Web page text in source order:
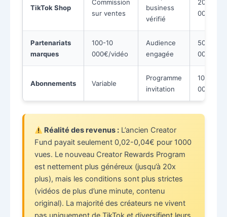
TikTok Shop
Commission
sur ventes
business
vérifié
200-50
000€
Partenariats
marques
100-10
000€/vidéo
Audience
engagée
500-50
000€+
Abonnements Variable
Programme
invitation
100-5
000€
Réalité des revenus : L’ancien Creator
Fund payait seulement 0,02-0,04€ pour 1000
vues. Le nouveau Creator Rewards Program
est nettement plus généreux (jusqu’à 20x
plus), mais les conditions sont plus strictes
(vidéos de plus d’une minute, contenu
original). La majorité des créateurs ne vivent